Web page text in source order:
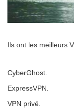
Ils ont les meilleurs
CyberGhost.
ExpressVPN.
VPN privé.